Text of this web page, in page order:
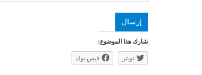
إرسال
شارك هذا الموضوع:
تويتر فيس بوك